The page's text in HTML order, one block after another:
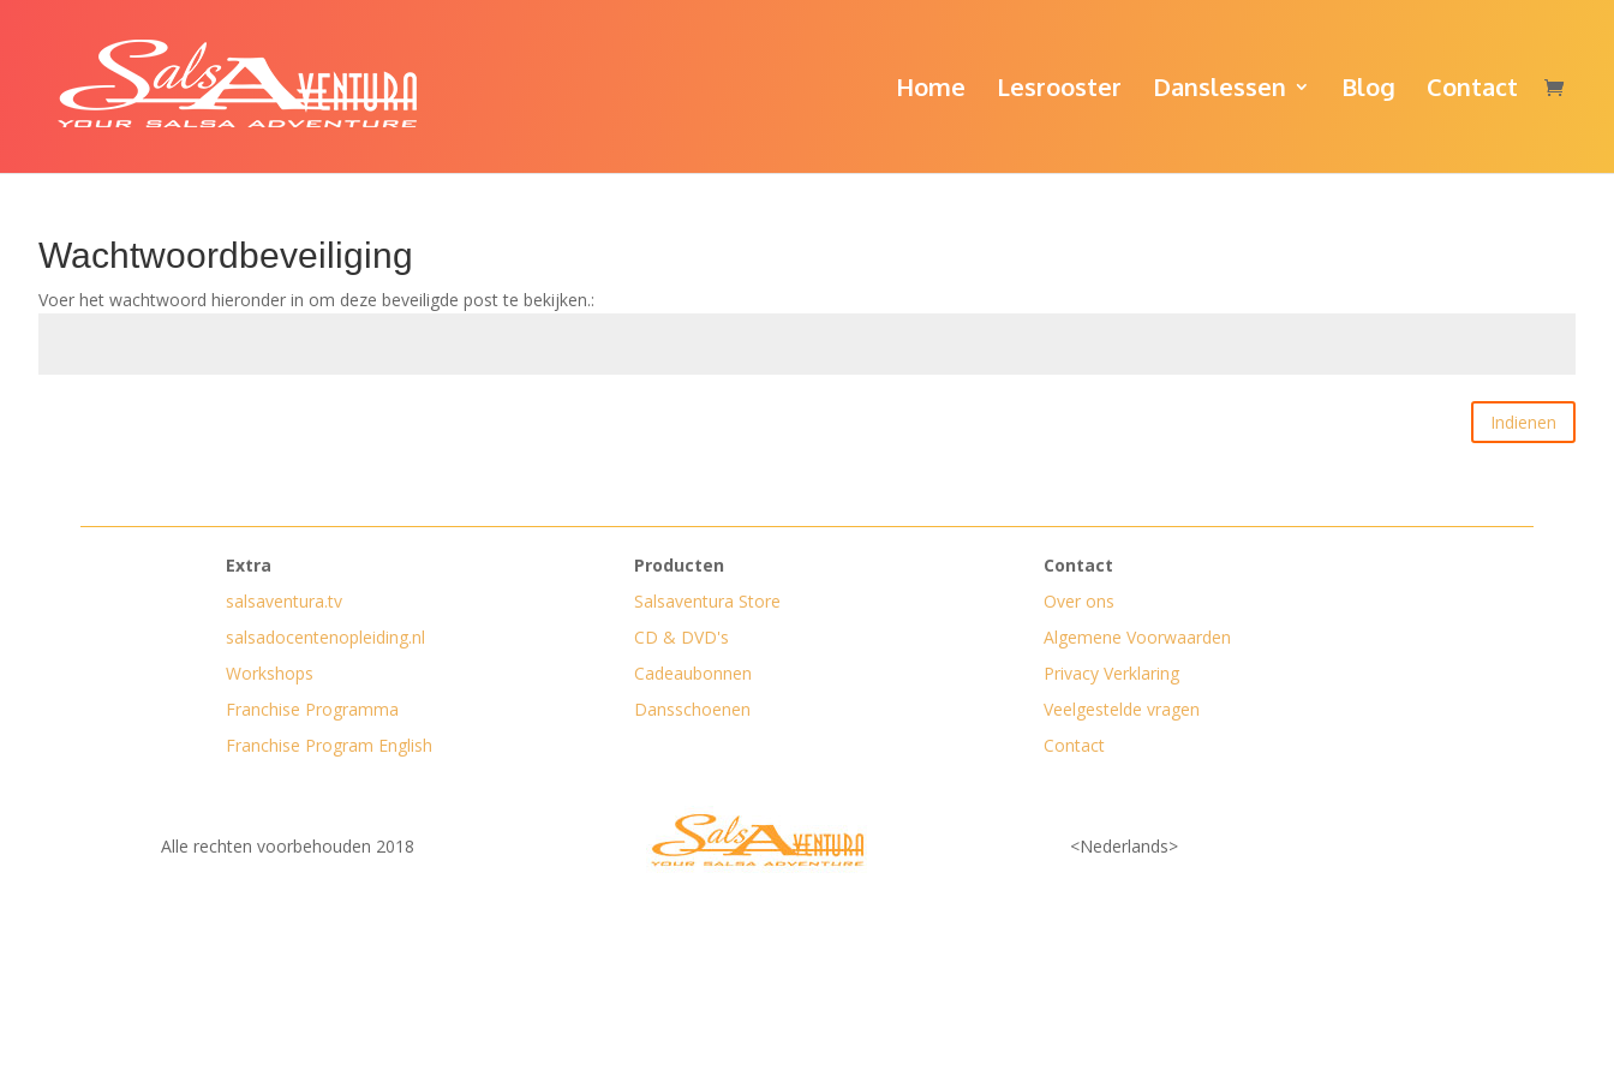
Home Lesrooster Danslessen Blog Contact
Wachtwoordbeveiliging
Voer het wachtwoord hieronder in om deze beveiligde post te bekijken.:
Indienen
Extra
salsaventura.tv
salsadocentenopleiding.nl
Workshops
Franchise Programma
Franchise Program English
Producten
Salsaventura Store
CD & DVD's
Cadeaubonnen
Dansschoenen
Contact
Over ons
Algemene Voorwaarden
Privacy Verklaring
Veelgestelde vragen
Contact
Alle rechten voorbehouden 2018 <Nederlands>